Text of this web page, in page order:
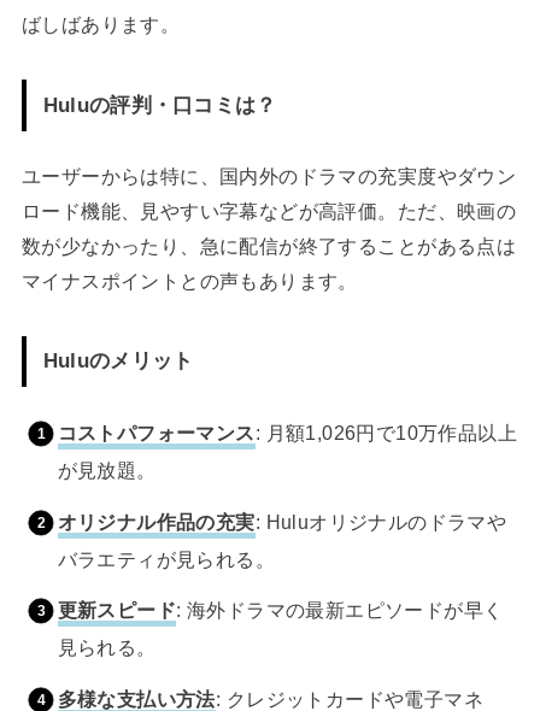
ばしばあります。
Huluの評判・口コミは？
ユーザーからは特に、国内外のドラマの充実度やダウン
ロード機能、見やすい字幕などが高評価。ただ、映画の
数が少なかったり、急に配信が終了することがある点は
マイナスポイントとの声もあります。
Huluのメリット
コストパフォーマンス: 月額1,026円で10万作品以上
が見放題。
オリジナル作品の充実: Huluオリジナルのドラマや
バラエティが見られる。
更新スピード: 海外ドラマの最新エピソードが早く
見られる。
多様な支払い方法: クレジットカードや電子マネ